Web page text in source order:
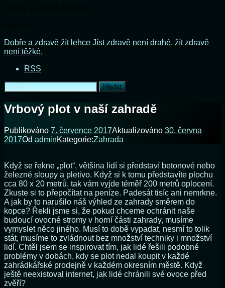
Přejít
k
webu
Dobře a zdravě žít lehce Jíst zdravě není drahé, žít zdravě
není těžké.
RSS
Vyhledávání
Vrbový plot v naší zahradě
Publikováno 7. července 2017Aktualizováno 30. června
2017Od adminKategorie:Zahrada
Když se řekne „plot“, většina lidí si představí betonové nebo
železné sloupy a pletivo. Když si k tomu představíte plochu
cca 80 x 20 metrů, tak vám vyjde téměř 200 metrů oplocení.
Zkuste si to přepočítat na peníze. Padesát tisíc ani nemrkne.
A jak by to narušilo náš výhled ze zahrady směrem do
kopce? Řekli jsme si, že pokud chceme ochránit naše
budoucí ovocné stromy v horní části zahrady, musíme
vymyslet něco jiného. Musí to době vypadat, nesmí to tolik
stát, musíme to zvládnout bez množství techniky i množství
lidí. Chtěl jsem se inspirovat tím, jak lidé řešili podobné
problémy v dobách, kdy se plot nedal koupit v každé
zahrádkářské prodejně v každém okresním městě. Když
ještě neexistoval internet, jak lidé chránili své ovoce před
zvěří?